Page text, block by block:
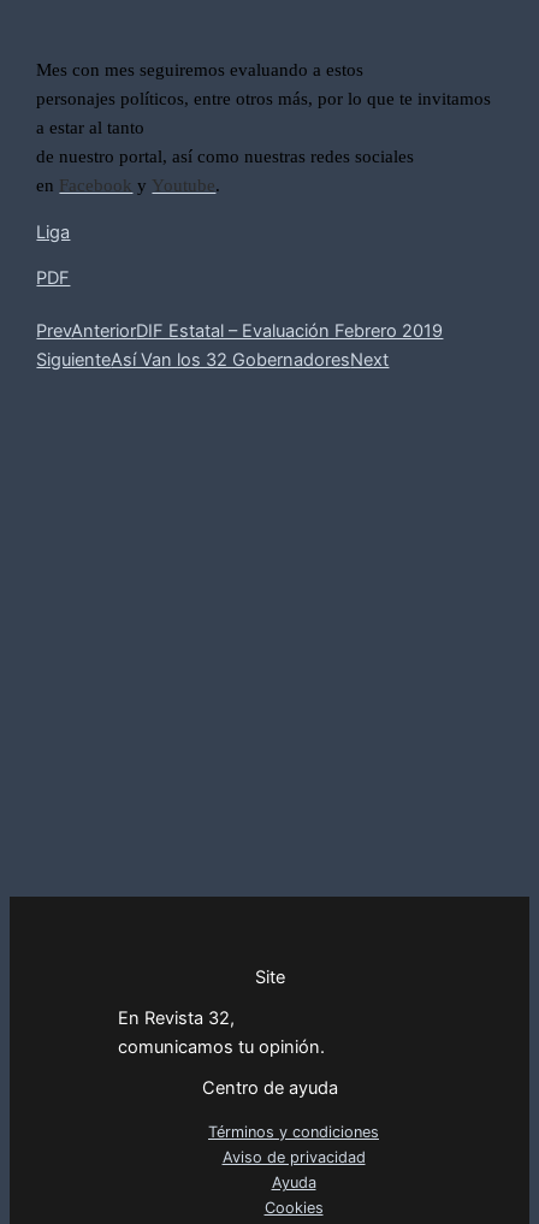
Mes con mes seguiremos evaluando a estos
personajes políticos, entre otros más, por lo que te invitamos
a estar al tanto
de nuestro portal, así como nuestras redes sociales
en Facebook y Youtube.
Liga
PDF
PrevAnteriorDIF Estatal – Evaluación Febrero 2019
SiguienteAsí Van los 32 GobernadoresNext
Site
En Revista 32,
comunicamos tu opinión.
Centro de ayuda
Términos y condiciones
Aviso de privacidad
Ayuda
Cookies